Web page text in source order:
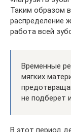
Таким образом
распределение
работа всей
Временные
мягких
не подберет
В этот период